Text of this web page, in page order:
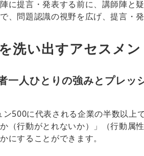
に提言・発表する前に、講師陣と
、問題認識の視野を広げ、提言・
洗い出すアセスメン
人ひとりの強みとプレッ
500に代表される企業の半数以上
（行動がとれないか）」（行動属
にすることができます。